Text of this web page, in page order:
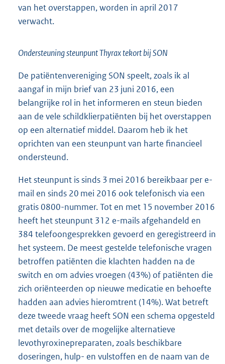
van het overstappen, worden in april 2017
verwacht.
Ondersteuning steunpunt Thyrax tekort bij SON
De patiëntenvereniging SON speelt, zoals ik al
aangaf in mijn brief van 23 juni 2016, een
belangrijke rol in het informeren en steun bieden
aan de vele schildklierpatiënten bij het overstappen
op een alternatief middel. Daarom heb ik het
oprichten van een steunpunt van harte financieel
ondersteund.
Het steunpunt is sinds 3 mei 2016 bereikbaar per e-
mail en sinds 20 mei 2016 ook telefonisch via een
gratis 0800-nummer. Tot en met 15 november 2016
heeft het steunpunt 312 e-mails afgehandeld en
384 telefoongesprekken gevoerd en geregistreerd in
het systeem. De meest gestelde telefonische vragen
betroffen patiënten die klachten hadden na de
switch en om advies vroegen (43%) of patiënten die
zich oriënteerden op nieuwe medicatie en behoefte
hadden aan advies hieromtrent (14%). Wat betreft
deze tweede vraag heeft SON een schema opgesteld
met details over de mogelijke alternatieve
levothyroxinepreparaten, zoals beschikbare
doseringen, hulp- en vulstoffen en de naam van de